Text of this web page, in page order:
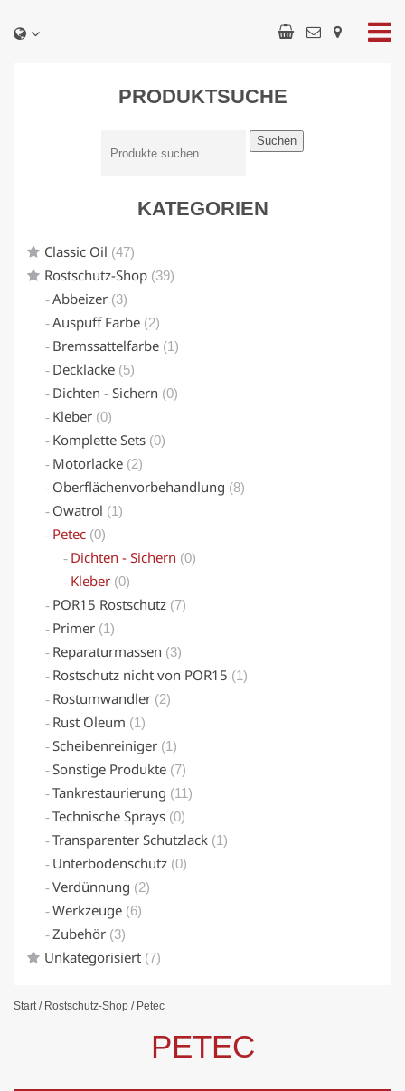
PRODUKTSUCHE
Suchen
KATEGORIEN
Classic Oil (47)
Rostschutz-Shop (39)
Abbeizer (3)
Auspuff Farbe (2)
Bremssattelfarbe (1)
Decklacke (5)
Dichten - Sichern (0)
Kleber (0)
Komplette Sets (0)
Motorlacke (2)
Oberflächenvorbehandlung (8)
Owatrol (1)
Petec (0)
Dichten - Sichern (0)
Kleber (0)
POR15 Rostschutz (7)
Primer (1)
Reparaturmassen (3)
Rostschutz nicht von POR15 (1)
Rostumwandler (2)
Rust Oleum (1)
Scheibenreiniger (1)
Sonstige Produkte (7)
Tankrestaurierung (11)
Technische Sprays (0)
Transparenter Schutzlack (1)
Unterbodenschutz (0)
Verdünnung (2)
Werkzeuge (6)
Zubehör (3)
Unkategorisiert (7)
Start/ Rostschutz-Shop / Petec
PETEC